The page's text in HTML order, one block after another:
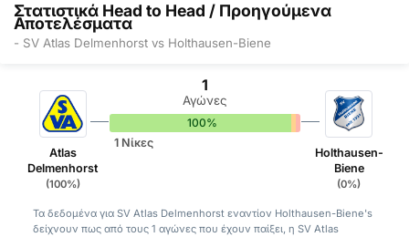
Στατιστικά Head to Head / Προηγούμενα
Αποτελέσματα
- SV Atlas Delmenhorst vs Holthausen-Biene
Atlas
Delmenhorst
(100%)
1
Αγώνες
100% 0%
0%
1 Νίκες
Holthausen-
Biene
(0%)
Τα δεδομένα για SV Atlas Delmenhorst εναντίον Holthausen-Biene's
δείχνουν πως από τους 1 αγώνες που έχουν παίξει, η SV Atlas